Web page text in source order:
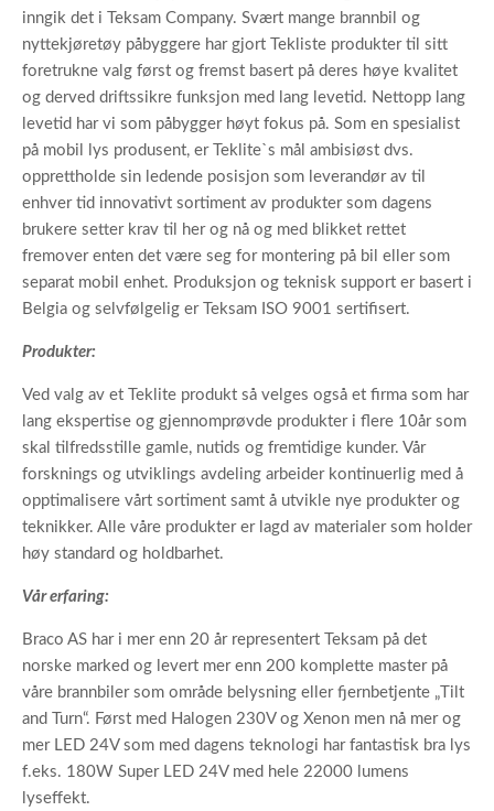
inngik det i Teksam Company. Svært mange brannbil og
nyttekjøretøy påbyggere har gjort Tekliste produkter til sitt
foretrukne valg først og fremst basert på deres høye kvalitet
og derved driftssikre funksjon med lang levetid. Nettopp lang
levetid har vi som påbygger høyt fokus på. Som en spesialist
på mobil lys produsent, er Teklite`s mål ambisiøst dvs.
opprettholde sin ledende posisjon som leverandør av til
enhver tid innovativt sortiment av produkter som dagens
brukere setter krav til her og nå og med blikket rettet
fremover enten det være seg for montering på bil eller som
separat mobil enhet. Produksjon og teknisk support er basert i
Belgia og selvfølgelig er Teksam ISO 9001 sertifisert.
Produkter:
Ved valg av et Teklite produkt så velges også et firma som har
lang ekspertise og gjennomprøvde produkter i flere 10år som
skal tilfredsstille gamle, nutids og fremtidige kunder. Vår
forsknings og utviklings avdeling arbeider kontinuerlig med å
opptimalisere vårt sortiment samt å utvikle nye produkter og
teknikker. Alle våre produkter er lagd av materialer som holder
høy standard og holdbarhet.
Vår erfaring:
Braco AS har i mer enn 20 år representert Teksam på det
norske marked og levert mer enn 200 komplette master på
våre brannbiler som område belysning eller fjernbetjente „Tilt
and Turn“. Først med Halogen 230V og Xenon men nå mer og
mer LED 24V som med dagens teknologi har fantastisk bra lys
f.eks. 180W Super LED 24V med hele 22000 lumens
lyseffekt.